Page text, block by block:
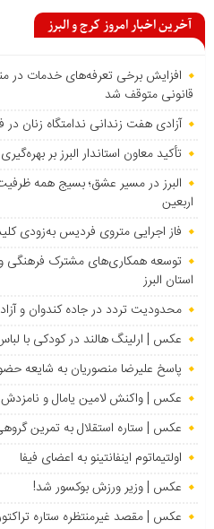
آخرین اخبار امروز کرج و البرز
افزایش برخی تعرفه‌های خدمات در
قانونی متوقف شد
آزادی هفت زندانی ندامتگاه زنان
تأکید معاون استاندار البرز بر
البرز در مسیر عشق؛ بسیج همه
اربعین
فاز اجرایی متروی فردیس به‌زودی
توسعه همکاری‌های مشترک فرهنگی و
استان البرز
محدودیت تردد در جاده کندوان و
عکس | ارلینگ هالند در کودکی با
پاسخ علیرضا منصوریان به شایعه
عکس | واکنش لامین یامال و
عکس | ستاره استقلال به تمرین
اولتیماتوم اینفانتینو به اعضای فیفا
عکس | وزیر ورزش بوکسور شد!
عکس | مقصد غیرمنتظره ستاره تراکتور